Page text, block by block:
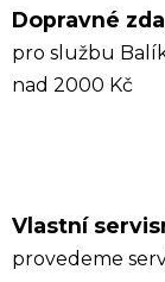
Dopravné
pro službu
nad 2000 Kč
Vlastní
provedeme